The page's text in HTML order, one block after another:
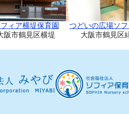
ィア横堤保育園
阪市鶴見区横堤
つどいの広場ソ
大阪市鶴見区